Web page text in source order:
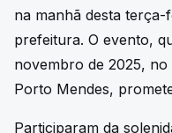
na manhã desta
prefeitura. O evento,
novembro de 2025,
Porto Mendes,
Participaram da